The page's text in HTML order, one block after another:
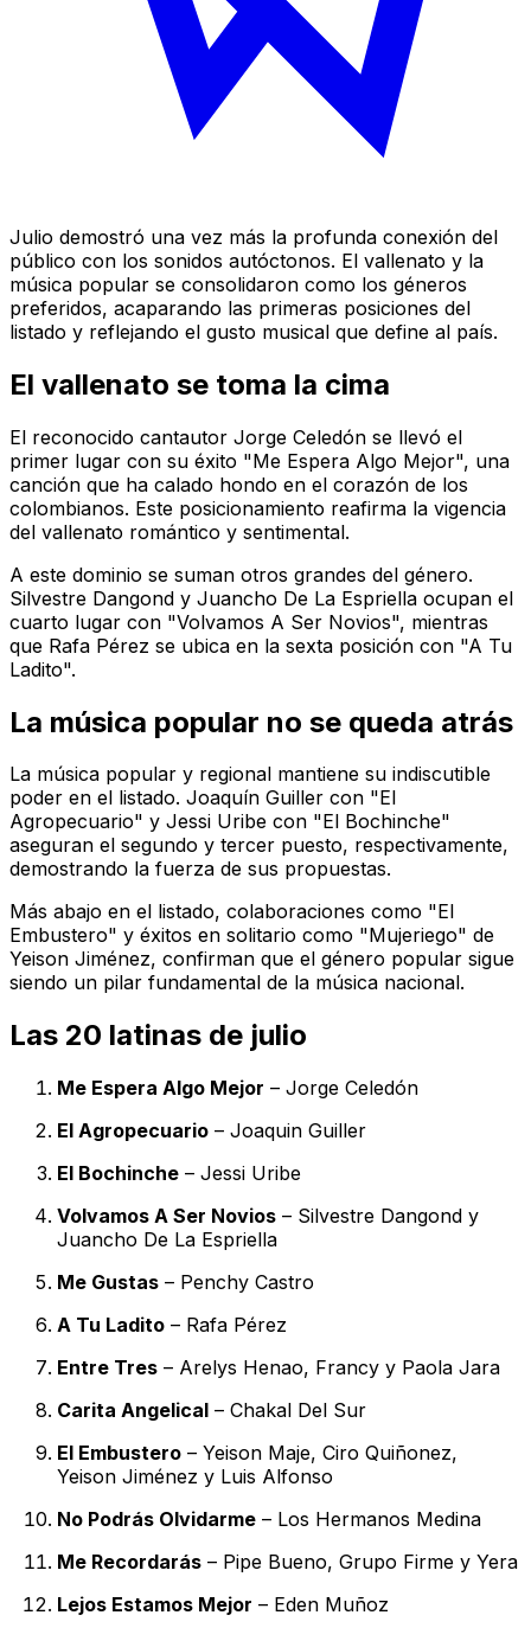
Julio demostró una vez más la profunda conexión del
público con los sonidos autóctonos. El vallenato y la
música popular se consolidaron como los géneros
preferidos, acaparando las primeras posiciones del
listado y reflejando el gusto musical que define al país.
El vallenato se toma la cima
El reconocido cantautor Jorge Celedón se llevó el
primer lugar con su éxito "Me Espera Algo Mejor", una
canción que ha calado hondo en el corazón de los
colombianos. Este posicionamiento reafirma la vigencia
del vallenato romántico y sentimental.
A este dominio se suman otros grandes del género.
Silvestre Dangond y Juancho De La Espriella ocupan el
cuarto lugar con "Volvamos A Ser Novios", mientras
que Rafa Pérez se ubica en la sexta posición con "A Tu
Ladito".
La música popular no se queda atrás
La música popular y regional mantiene su indiscutible
poder en el listado. Joaquín Guiller con "El
Agropecuario" y Jessi Uribe con "El Bochinche"
aseguran el segundo y tercer puesto, respectivamente,
demostrando la fuerza de sus propuestas.
Más abajo en el listado, colaboraciones como "El
Embustero" y éxitos en solitario como "Mujeriego" de
Yeison Jiménez, confirman que el género popular sigue
siendo un pilar fundamental de la música nacional.
Las 20 latinas de julio
Me Espera Algo Mejor – Jorge Celedón
El Agropecuario – Joaquin Guiller
El Bochinche – Jessi Uribe
Volvamos A Ser Novios – Silvestre Dangond y
Juancho De La Espriella
Me Gustas – Penchy Castro
A Tu Ladito – Rafa Pérez
Entre Tres – Arelys Henao, Francy y Paola Jara
Carita Angelical – Chakal Del Sur
El Embustero – Yeison Maje, Ciro Quiñonez,
Yeison Jiménez y Luis Alfonso
No Podrás Olvidarme – Los Hermanos Medina
Me Recordarás – Pipe Bueno, Grupo Firme y Yera
Lejos Estamos Mejor – Eden Muñoz